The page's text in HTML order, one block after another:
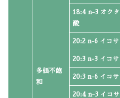
多価不飽
和
18:4 n-3 オク
酸
20:2 n-6 イコサ
20:3 n-3 イコ
20:3 n-6 イコ
20:4 n-3 イコ